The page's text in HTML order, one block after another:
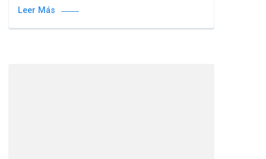
Leer Más